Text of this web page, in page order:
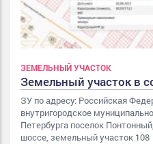
ЗЕМЕЛЬНЫЙ УЧАСТОК
Земельный участок в
ЗУ по адресу: Российская
внутригородское
Петербурга поселок
шоссе, земельный участок 108